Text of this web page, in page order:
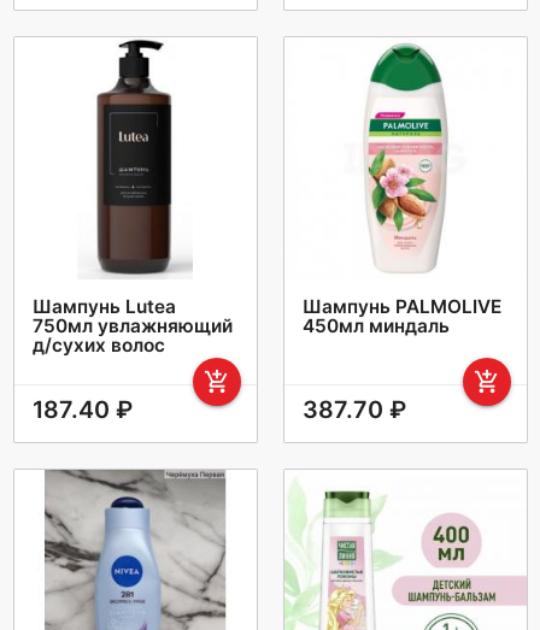
Шампунь Lutea
750мл увлажняющий
д/сухих волос
add_shopping_cart
187.40 ₽
Шампунь PALMОLIVE
450мл миндаль
add_shopping_cart
387.70 ₽